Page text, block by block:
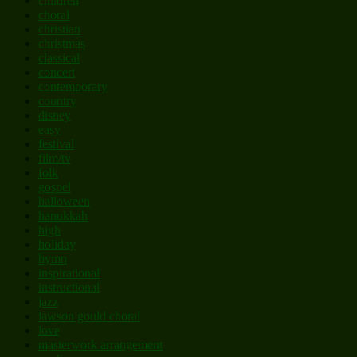
choral
christian
christmas
classical
concert
contemporary
country
disney
easy
festival
film/tv
folk
gospel
halloween
hanukkah
high
holiday
hymn
inspirational
instructional
jazz
lawson gould choral
love
masterwork arrangement